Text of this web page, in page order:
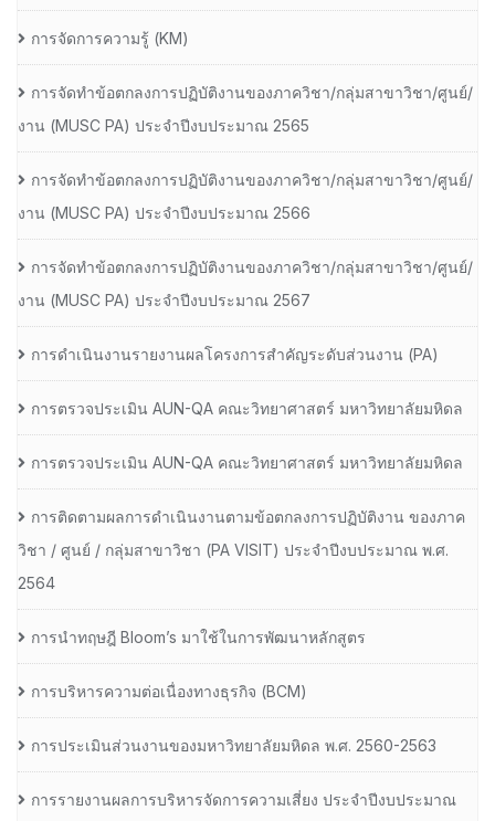
การจัดการความรู้ (KM)
การจัดทำข้อตกลงการปฏิบัติงานของภาควิชา/กลุ่มสาขาวิชา/ศูนย์/
งาน (MUSC PA) ประจำปีงบประมาณ 2565
การจัดทำข้อตกลงการปฏิบัติงานของภาควิชา/กลุ่มสาขาวิชา/ศูนย์/
งาน (MUSC PA) ประจำปีงบประมาณ 2566
การจัดทำข้อตกลงการปฏิบัติงานของภาควิชา/กลุ่มสาขาวิชา/ศูนย์/
งาน (MUSC PA) ประจำปีงบประมาณ 2567
การดำเนินงานรายงานผลโครงการสำคัญระดับส่วนงาน (PA)
การตรวจประเมิน AUN-QA คณะวิทยาศาสตร์ มหาวิทยาลัยมหิดล
การตรวจประเมิน AUN-QA คณะวิทยาศาสตร์ มหาวิทยาลัยมหิดล
การติดตามผลการดำเนินงานตามข้อตกลงการปฏิบัติงาน ของภาค
วิชา / ศูนย์ / กลุ่มสาขาวิชา (PA VISIT) ประจำปีงบประมาณ พ.ศ.​
2564
การนำทฤษฎี Bloom’s มาใช้ในการพัฒนาหลักสูตร
การบริหารความต่อเนื่องทางธุรกิจ (BCM)
การประเมินส่วนงานของมหาวิทยาลัยมหิดล พ.ศ. 2560-2563
การรายงานผลการบริหารจัดการความเสี่ยง ประจำปีงบประมาณ